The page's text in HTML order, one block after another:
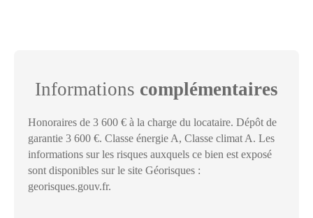
Informations complémentaires
Honoraires de 3 600 € à la charge du locataire. Dépôt de
garantie 3 600 €. Classe énergie A, Classe climat A. Les
informations sur les risques auxquels ce bien est exposé
sont disponibles sur le site Géorisques :
georisques.gouv.fr.